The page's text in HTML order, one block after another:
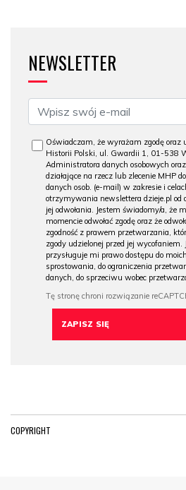
NEWSLETTER
Oświadczam, że wyrażam zgodę
Historii Polski, ul. Gwardii 1, 01-538
Administratora danych osobowych
działające na rzecz lub zlecenie MHP
danych osob. (e-mail) w zakresie i
otrzymywania newslettera dzieje.pl od
jej odwołania. Jestem świadomy/a, że
momencie odwołać zgodę oraz że
zgodność z prawem przetwarzania,
zgody udzielonej przed jej wycofaniem.
przysługuje mi prawo dostępu do
sprostowania, do ograniczenia
danych, do sprzeciwu wobec
COPYRIGHT